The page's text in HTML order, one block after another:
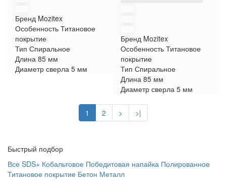
Бренд Mozitex
Особенность Титановое
покрытие
Тип Спиральное
Длина 85 мм
Диаметр сверла 5 мм
Бренд Mozitex
Особенность Титановое
покрытие
Тип Спиральное
Длина 85 мм
Диаметр сверла 5 мм
1 2 > >|
Быстрый подбор
Все SDS+ Кобальтовое Победитовая напайка Полированное
Титановое покрытие Бетон Металл